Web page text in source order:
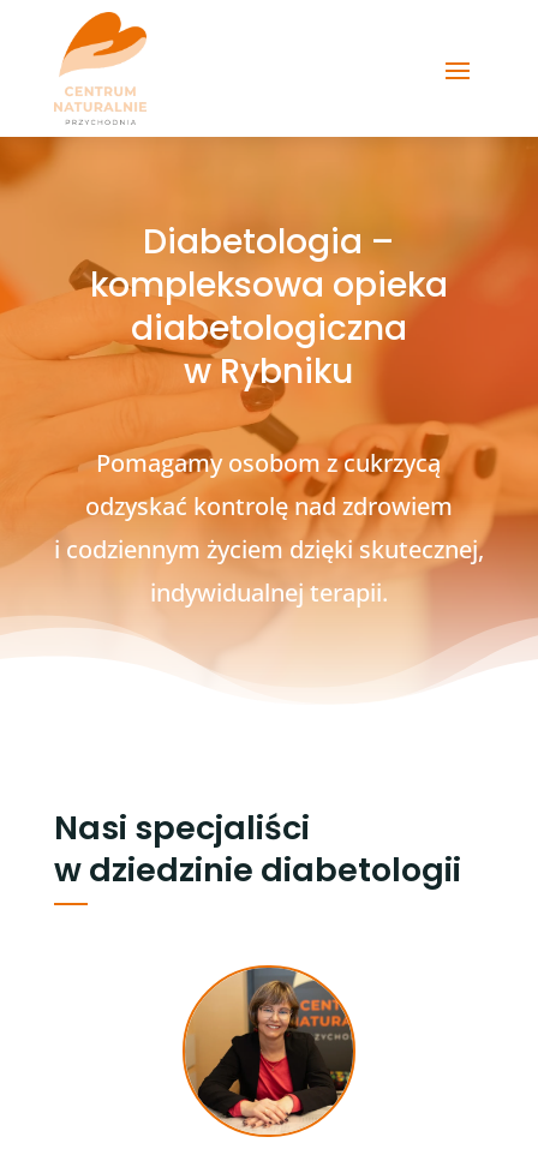
Diabetologia –
kompleksowa opieka
diabetologiczna
w Rybniku
Pomagamy osobom z cukrzycą
odzyskać kontrolę nad zdrowiem
i codziennym życiem dzięki skutecznej,
indywidualnej terapii.
Nasi specjaliści
w dziedzinie diabetologii